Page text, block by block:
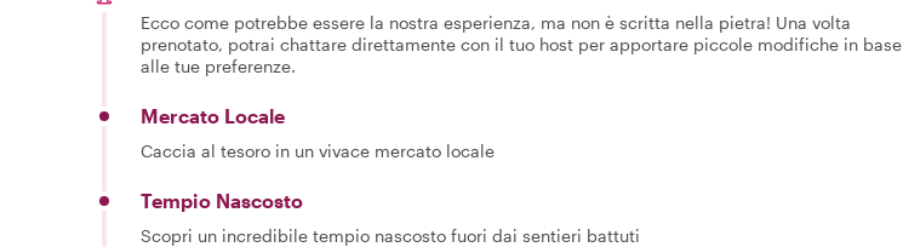
Ecco come potrebbe essere la nostra esperienza, ma non è scritta nella pietra! Una volta
prenotato, potrai chattare direttamente con il tuo host per apportare piccole modifiche in base
alle tue preferenze.
Mercato Locale
Caccia al tesoro in un vivace mercato locale
Tempio Nascosto
Scopri un incredibile tempio nascosto fuori dai sentieri battuti